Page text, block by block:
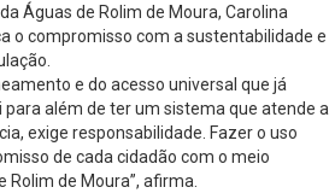
Águas de Rolim de Moura, Carolina
o compromisso com a sustentabilidade e
e do acesso universal que já
além de ter um sistema que atende a
exige responsabilidade. Fazer o uso
de cada cidadão com o meio
de Moura”, afirma.